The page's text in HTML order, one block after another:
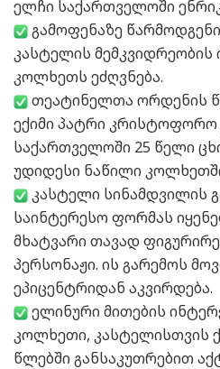
ელჩი საქართველოში
გამოფენაზე
კასტელის
კოლხეთს ეძღვნება.
თეატინელთა ორდენის
ექიმი პატრი
საქართველოში 25 წელი
უდიდესი ნაწილი
კასტელი სინამდვილის
საინტერესო ფორმას
მხატვარი თავად
პერსონაჟი. ის გარემოს
ეპიცენტრიდან აკვირდება.
ელინური მითების
კოლხეთი, კასტელისთვის
წლებში განსაკუთრებით